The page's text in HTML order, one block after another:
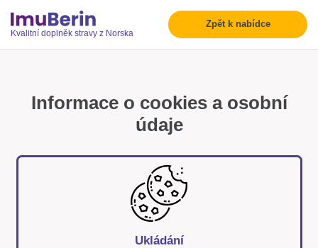
Kvalitní doplněk stravy z Norska
Zpět k nabídce
Informace o cookies a osobní
údaje
Ukládání